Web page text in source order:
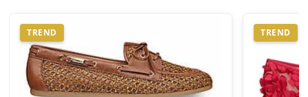
TREND TREND